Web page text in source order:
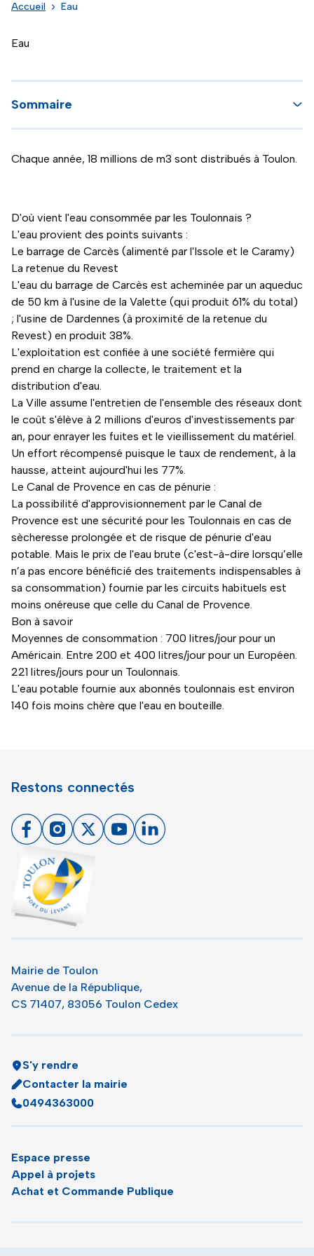
Accueil Eau
Eau
Sommaire
Chaque année, 18 millions de m3 sont distribués à Toulon.
D'où vient l'eau consommée par les Toulonnais ?
L'eau provient des points suivants :
Le barrage de Carcès (alimenté par l'Issole et le Caramy)
La retenue du Revest
L'eau du barrage de Carcès est acheminée par un aqueduc
de 50 km à l'usine de la Valette (qui produit 61% du total)
; l'usine de Dardennes (à proximité de la retenue du
Revest) en produit 38%.
L'exploitation est confiée à une société fermière qui
prend en charge la collecte, le traitement et la
distribution d'eau.
La Ville assume l'entretien de l'ensemble des réseaux dont
le coût s'élève à 2 millions d'euros d'investissements par
an, pour enrayer les fuites et le vieillissement du matériel.
Un effort récompensé puisque le taux de rendement, à la
hausse, atteint aujourd'hui les 77%.
Le Canal de Provence en cas de pénurie :
La possibilité d'approvisionnement par le Canal de
Provence est une sécurité pour les Toulonnais en cas de
sècheresse prolongée et de risque de pénurie d'eau
potable. Mais le prix de l'eau brute (c'est-à-dire lorsqu’elle
n’a pas encore bénéficié des traitements indispensables à
sa consommation) fournie par les circuits habituels est
moins onéreuse que celle du Canal de Provence.
Bon à savoir
Moyennes de consommation : 700 litres/jour pour un
Américain. Entre 200 et 400 litres/jour pour un Européen.
221 litres/jours pour un Toulonnais.
L'eau potable fournie aux abonnés toulonnais est environ
140 fois moins chère que l'eau en bouteille.
Restons connectés
FacebookInstagram
X YoutubeLinkedin
Mairie de Toulon
Avenue de la République,
CS 71407, 83056 Toulon Cedex
S'y rendre
Contacter la mairie
0494363000
Espace presse
Appel à projets
Achat et Commande Publique